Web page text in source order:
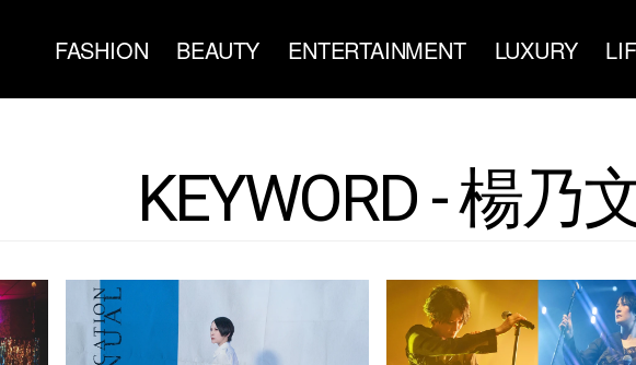
FASHION BEAUTY ENTERTAINMENT LUXURY
KEYWORD - 楊乃